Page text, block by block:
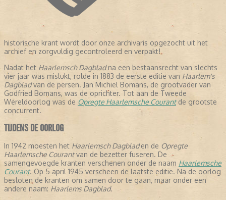
historische krant wordt door onze archivaris opgezocht uit het
archief en zorgvuldig gecontroleerd en verpakt!
Nadat het Haarlemsch Dagbladna een bestaansrecht van slechts
vier jaar was mislukt, rolde in 1883 de eerste editie van Haarlem's
Dagbladvan de persen. Jan Michiel Bomans, de grootvader van
Godfried Bomans, was de oprichter. Tot aan de Tweede
Wereldoorlog was de Opregte Haarlemsche Courantde grootste
concurrent.
TIJDENS DE OORLOG
In 1942 moesten het Haarlemsch Dagbladen de Opregte
Haarlemsche Courantvan de bezetter fuseren. De
samengevoegde kranten verschenen onder de naam Haarlemsche
Courant. Op 5 april 1945 verscheen de laatste editie. Na de oorlog
besloten de kranten om samen door te gaan, maar onder een
andere naam: Haarlems Dagblad.